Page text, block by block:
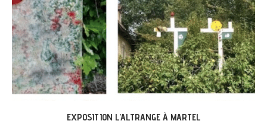
LABASTIDE-DU-VERT : EXPO « ARBONIRISME »